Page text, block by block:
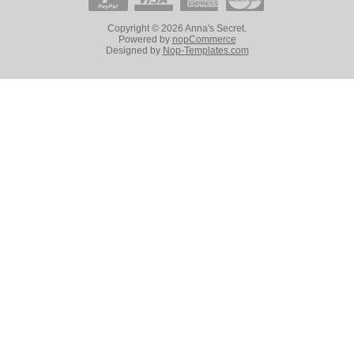
Copyright © 2026 Anna's Secret.
Powered by nopCommerce
Designed by Nop-Templates.com